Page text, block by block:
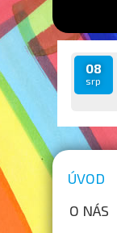
08
srp
ÚVOD
O NÁS